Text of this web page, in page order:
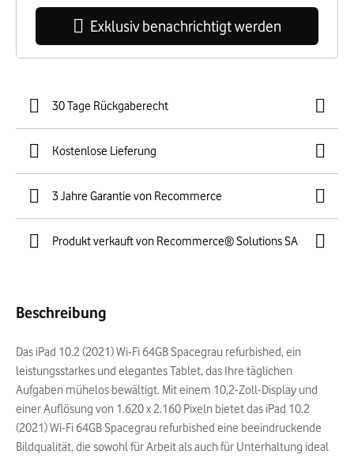
Exklusiv benachrichtigt werden
30 Tage Rückgaberecht
Kostenlose Lieferung
3 Jahre Garantie von Recommerce
Produkt verkauft von Recommerce® Solutions SA
Beschreibung
Das iPad 10.2 (2021) Wi-Fi 64GB Spacegrau refurbished, ein
leistungsstarkes und elegantes Tablet, das Ihre täglichen
Aufgaben mühelos bewältigt. Mit einem 10,2-Zoll-Display und
einer Auflösung von 1.620 x 2.160 Pixeln bietet das iPad 10.2
(2021) Wi-Fi 64GB Spacegrau refurbished eine beeindruckende
Bildqualität, die sowohl für Arbeit als auch für Unterhaltung ideal